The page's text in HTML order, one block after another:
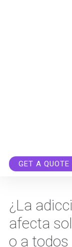
GET A QUOTE
¿La
afecta
o a todos